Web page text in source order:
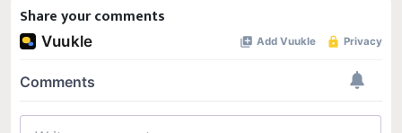
Share your comments